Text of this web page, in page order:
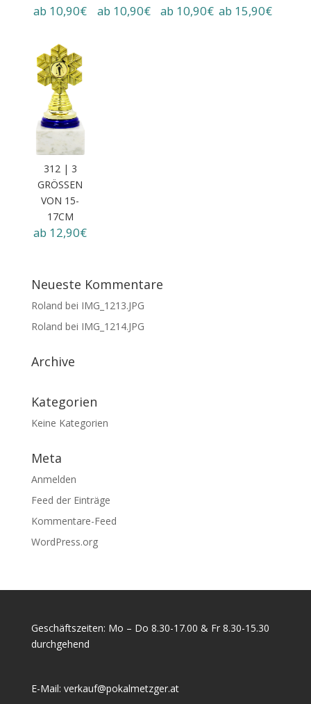
ab 10,90€ ab 10,90€ ab 10,90€ ab 15,90€
312 | 3
GRÖSSEN
VON 15-1
7CM
ab 12,90€
Neueste Kommentare
Roland bei IMG_1213.JPG
Roland bei IMG_1214.JPG
Archive
Kategorien
Keine Kategorien
Meta
Anmelden
Feed der Einträge
Kommentare-Feed
WordPress.org
Geschäftszeiten: Mo – Do 8.30-17.00 & Fr 8.30-15.30
durchgehend
E-Mail: verkauf@pokalmetzger.at